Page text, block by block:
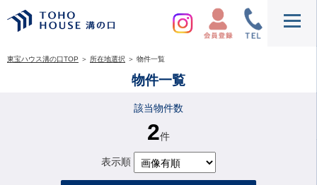
東宝ハウス溝の口TOP ＞ 所在地選択 ＞ 物件一覧
物件一覧
該当物件数
2件
表示順